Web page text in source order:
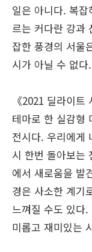
일은 아니다. 복
르는 커다란 강과
잡한 풍경의 서울
시가 아닐 수 없다.
《2021 딜라이
테마로 한 실감형
전시다. 우리에게
시 한번 돌아보는
에서 새로움을 발
경은 사소한 계기
느껴질 수도 있다
미롭고 재미있는